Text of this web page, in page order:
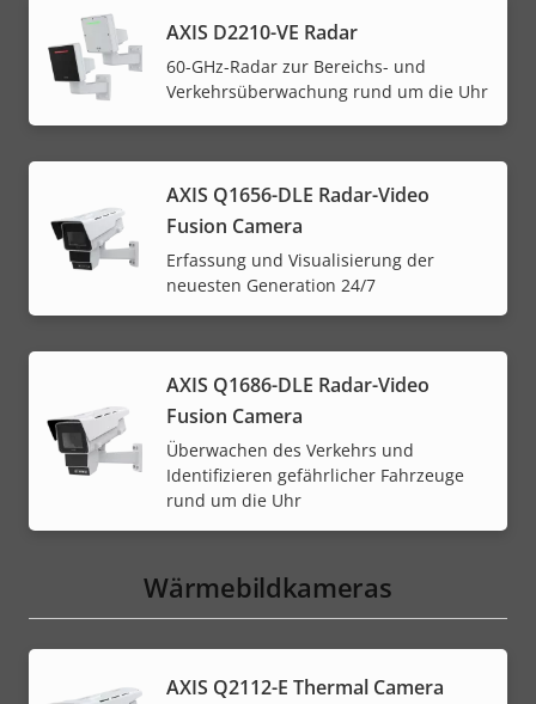
AXIS D2210-VE Radar
60-GHz-Radar zur Bereichs- und
Verkehrsüberwachung rund um die Uhr
AXIS Q1656-DLE Radar-Video
Fusion Camera
Erfassung und Visualisierung der
neuesten Generation 24/7
AXIS Q1686-DLE Radar-Video
Fusion Camera
Überwachen des Verkehrs und
Identifizieren gefährlicher Fahrzeuge
rund um die Uhr
Wärmebildkameras
AXIS Q2112-E Thermal Camera